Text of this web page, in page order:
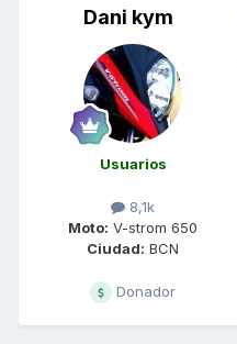
Dani kym
Usuarios
8,1k
Moto: V-strom 650
Ciudad: BCN
Donador